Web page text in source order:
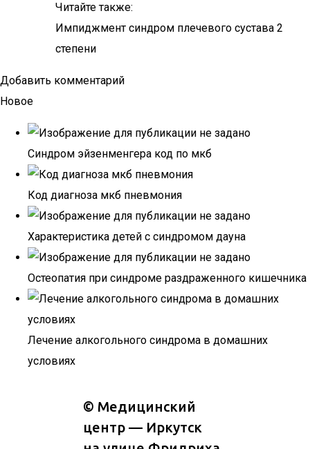
Читайте также:
Импиджмент синдром плечевого сустава 2
степени
Добавить комментарий
Новое
Синдром эйзенменгера код по мкб
Код диагноза мкб пневмония
Характеристика детей с синдромом дауна
Остеопатия при синдроме раздраженного кишечника
Лечение алкогольного синдрома в домашних
условиях
© Медицинский
центр — Иркутск